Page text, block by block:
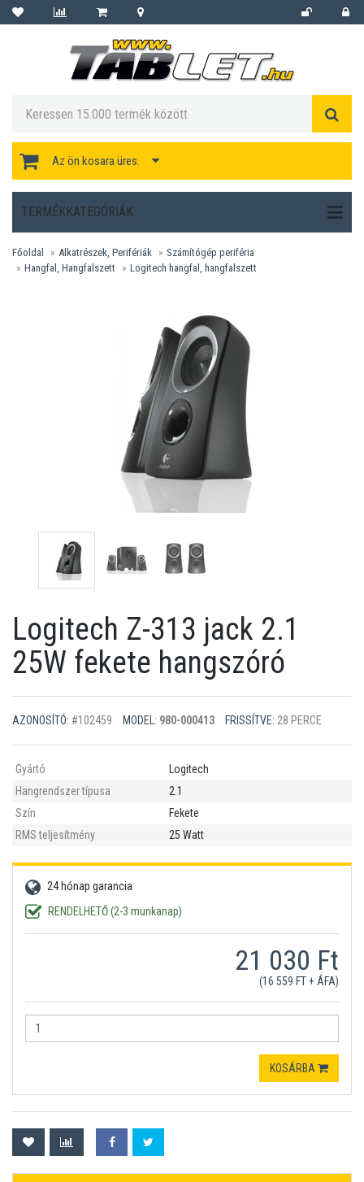
Az ön kosara üres.
TERMÉKKATEGÓRIÁK
Főoldal Alkatrészek, Perifériák
Számítógép periféria
Hangfal, Hangfalszett
Logitech hangfal, hangfalszett
Logitech Z-313 jack 2.1
25W fekete hangszóró
AZONOSÍTÓ: #102459 MODEL: 980-000413 FRISSÍTVE: 28 PERCE
Gyártó
Logitech
Hangrendszer típusa
2.1
Szín
Fekete
RMS teljesítmény
25 Watt
24 hónap garancia
RENDELHETŐ (2-3 munkanap)
21 030 Ft
(16 559 FT + ÁFA)
KOSÁRBA